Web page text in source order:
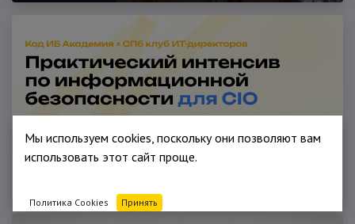
Мы используем cookies, поскольку они позволяют вам
использовать этот сайт проще.
Политика Cookies Принять